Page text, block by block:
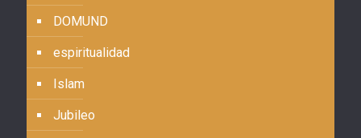
DOMUND
espiritualidad
Islam
Jubileo